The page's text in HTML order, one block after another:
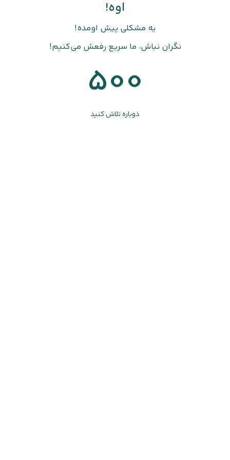
اوه!
یه مشکلی پیش اومده!
نگران نباش، ما سریع رفعش می‌کنیم!
500
دوباره تلاش کنید